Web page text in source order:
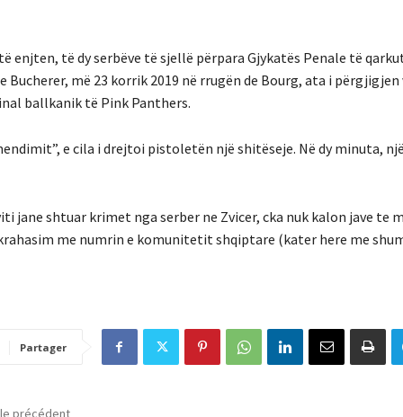
të dy serbëve të sjellë përpara Gjykatës Penale të
Bucherer, më 23 korrik 2019 në rrugën de Bourg, ata i
ballkanik të Pink Panthers.
e cila i drejtoi pistoletën një shitëseje. Në dy minuta,
jane shtuar krimet nga serber ne Zvicer, cka nuk kalon jave te
me numrin e komunitetit shqiptare (kater here me
Partager